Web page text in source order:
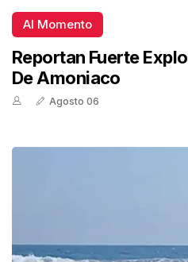
Al Momento
Reportan Fuerte
De Amoniaco
Agosto 06